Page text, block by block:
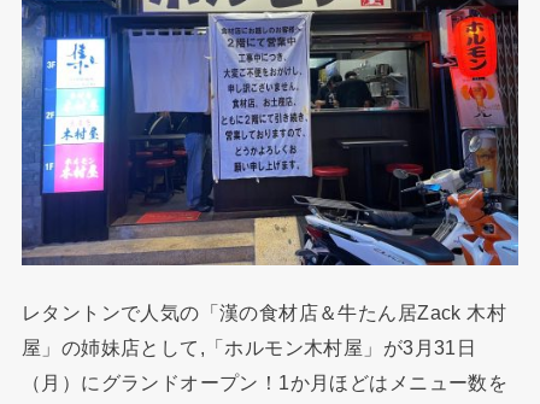
レタントンで人気の「漢の食材店＆牛たん居Zack 木村
屋」の姉妹店として,「ホルモン木村屋」が3月31日
（月）にグランドオープン！1か月ほどはメニュー数を